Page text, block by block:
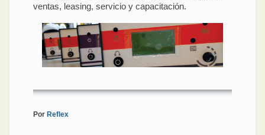
ventas, leasing, servicio y capacitación.
Por Reflex